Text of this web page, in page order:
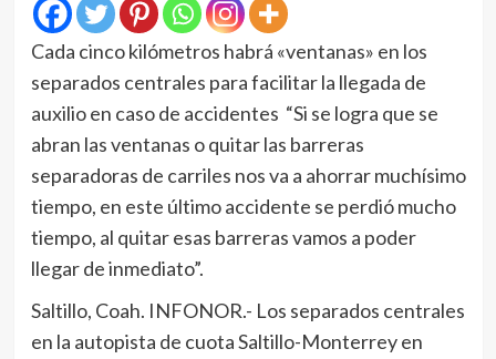
Cada cinco kilómetros habrá «ventanas» en los
separados centrales para facilitar la llegada de
auxilio en caso de accidentes “Si se logra que se
abran las ventanas o quitar las barreras
separadoras de carriles nos va a ahorrar muchísimo
tiempo, en este último accidente se perdió mucho
tiempo, al quitar esas barreras vamos a poder
llegar de inmediato”.
Saltillo, Coah. INFONOR.- Los separados centrales
en la autopista de cuota Saltillo-Monterrey en